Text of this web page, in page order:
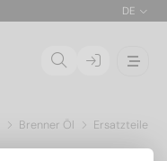
DE
Brenner Öl
Ersatzteile